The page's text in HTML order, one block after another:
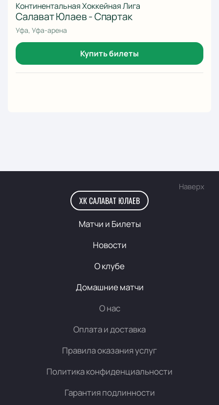
Континентальная Хоккейная Лига
Салават Юлаев - Спартак
Уфа, Уфа-арена
Купить билеты
Наверх
ХК САЛАВАТ ЮЛАЕВ
Матчи и Билеты
Новости
О клубе
Домашние матчи
О нас
Оплата и доставка
Правила оказания услуг
Политика конфиденциальности
Гарантия подлинности